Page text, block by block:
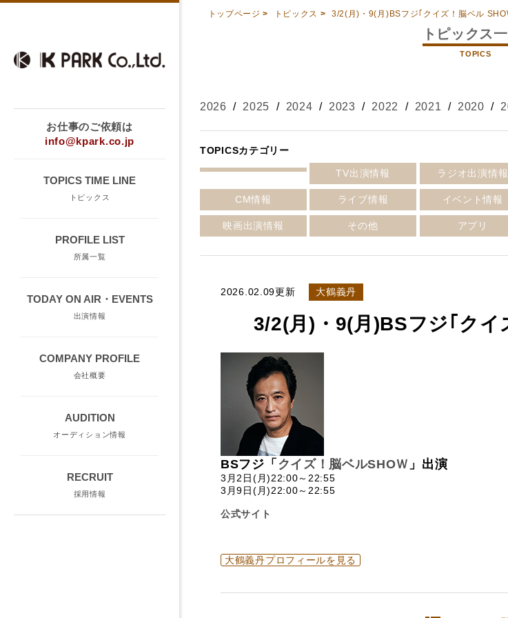
お仕事のご依頼は
info@kpark.co.jp
TOPICS TIME LINE
トピックス
PROFILE LIST
所属一覧
TODAY ON AIR・EVENTS
出演情報
COMPANY PROFILE
会社概要
AUDITION
オーディション情報
RECRUIT
採用情報
トップページ > トピックス > 3/2(月)・9(月)BSフジ｢クイズ！脳ベル
トピックス
TOPICS
2026 / 2025 / 2024 / 2023 / 2022 / 2021 / 2020 /
TOPICSカテゴリー
TV出演情報 ラジオ出演情報
CM情報 ライブ情報 イベント情報
映画出演情報 その他 アプリ
2026.02.09更新 大鶴義丹
3/2(月)・9(月)BSフジ｢クイ
BSフジ「 クイズ！脳ベルSHOＷ 」出演
3月2日(月)22:00～22:55
3月9日(月)22:00～22:55
公式サイト
大鶴義丹プロフィールを見る